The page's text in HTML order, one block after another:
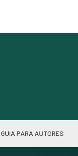
GUIA PARA AUTORES